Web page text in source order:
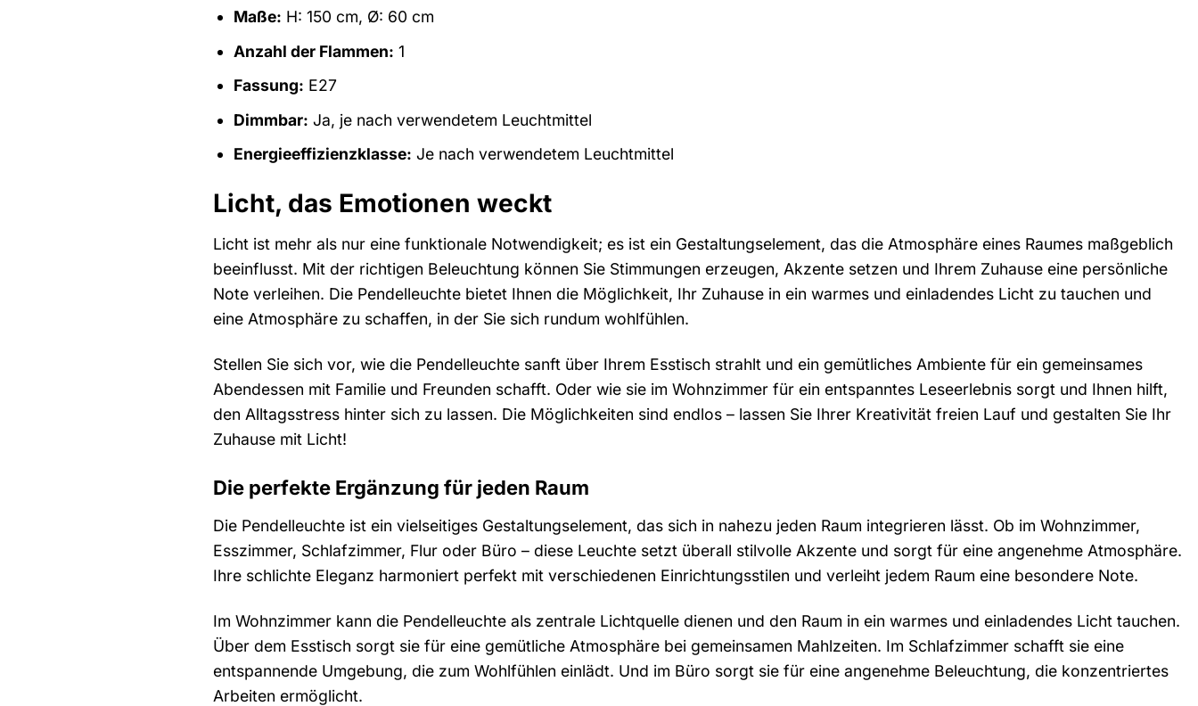
Maße: H: 150 cm, Ø: 60 cm
Anzahl der Flammen: 1
Fassung: E27
Dimmbar: Ja, je nach verwendetem Leuchtmittel
Energieeffizienzklasse: Je nach verwendetem Leuchtmittel
Licht, das Emotionen weckt
Licht ist mehr als nur eine funktionale Notwendigkeit; es ist ein Gestaltungselement, das die Atmosphäre eines Raumes maßgeblich
beeinflusst. Mit der richtigen Beleuchtung können Sie Stimmungen erzeugen, Akzente setzen und Ihrem Zuhause eine persönliche
Note verleihen. Die Pendelleuchte bietet Ihnen die Möglichkeit, Ihr Zuhause in ein warmes und einladendes Licht zu tauchen und
eine Atmosphäre zu schaffen, in der Sie sich rundum wohlfühlen.
Stellen Sie sich vor, wie die Pendelleuchte sanft über Ihrem Esstisch strahlt und ein gemütliches Ambiente für ein gemeinsames
Abendessen mit Familie und Freunden schafft. Oder wie sie im Wohnzimmer für ein entspanntes Leseerlebnis sorgt und Ihnen hilft,
den Alltagsstress hinter sich zu lassen. Die Möglichkeiten sind endlos – lassen Sie Ihrer Kreativität freien Lauf und gestalten Sie Ihr
Zuhause mit Licht!
Die perfekte Ergänzung für jeden Raum
Die Pendelleuchte ist ein vielseitiges Gestaltungselement, das sich in nahezu jeden Raum integrieren lässt. Ob im Wohnzimmer,
Esszimmer, Schlafzimmer, Flur oder Büro – diese Leuchte setzt überall stilvolle Akzente und sorgt für eine angenehme Atmosphäre.
Ihre schlichte Eleganz harmoniert perfekt mit verschiedenen Einrichtungsstilen und verleiht jedem Raum eine besondere Note.
Im Wohnzimmer kann die Pendelleuchte als zentrale Lichtquelle dienen und den Raum in ein warmes und einladendes Licht tauchen.
Über dem Esstisch sorgt sie für eine gemütliche Atmosphäre bei gemeinsamen Mahlzeiten. Im Schlafzimmer schafft sie eine
entspannende Umgebung, die zum Wohlfühlen einlädt. Und im Büro sorgt sie für eine angenehme Beleuchtung, die konzentriertes
Arbeiten ermöglicht.